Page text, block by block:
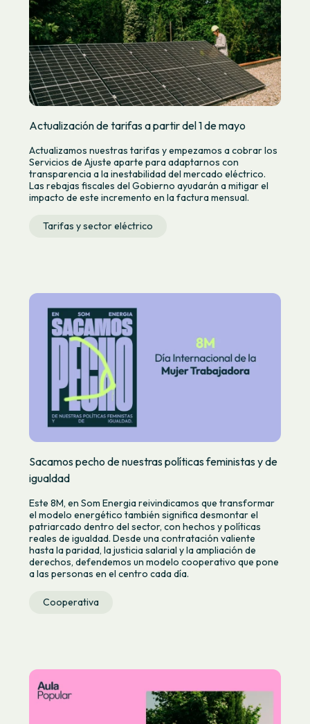
Actualización de tarifas a partir del 1 de mayo
Actualizamos nuestras tarifas y empezamos a cobrar los
Servicios de Ajuste aparte para adaptarnos con
transparencia a la inestabilidad del mercado eléctrico.
Las rebajas fiscales del Gobierno ayudarán a mitigar el
impacto de este incremento en la factura mensual.
Tarifas y sector eléctrico
Sacamos pecho de nuestras políticas feministas y de
igualdad
Este 8M, en Som Energia reivindicamos que transformar
el modelo energético también significa desmontar el
patriarcado dentro del sector, con hechos y políticas
reales de igualdad. Desde una contratación valiente
hasta la paridad, la justicia salarial y la ampliación de
derechos, defendemos un modelo cooperativo que pone
a las personas en el centro cada día.
Cooperativa